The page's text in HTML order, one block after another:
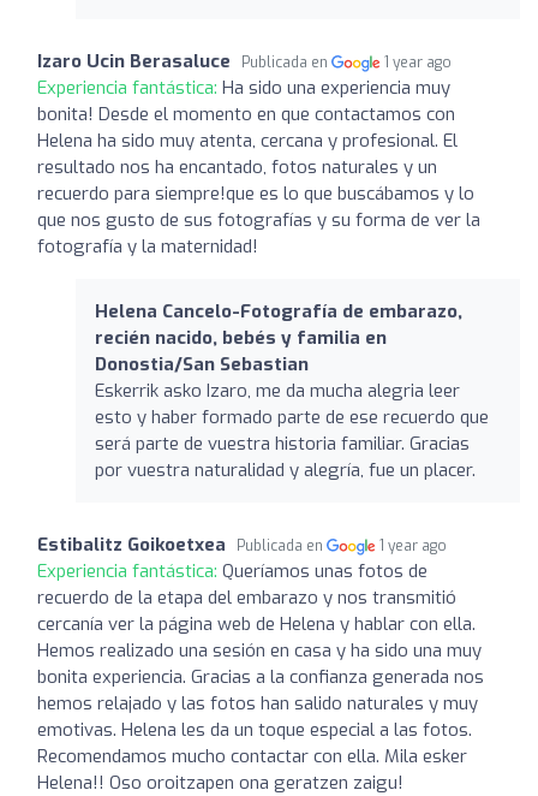
Izaro Ucin Berasaluce Publicada en 1 year ago
Experiencia fantástica: Ha sido una experiencia muy
bonita! Desde el momento en que contactamos con
Helena ha sido muy atenta, cercana y profesional. El
resultado nos ha encantado, fotos naturales y un
recuerdo para siempre!que es lo que buscábamos y lo
que nos gusto de sus fotografías y su forma de ver la
fotografía y la maternidad!
Helena Cancelo-Fotografía de embarazo,
recién nacido, bebés y familia en
Donostia/San Sebastian
Eskerrik asko Izaro, me da mucha alegria leer
esto y haber formado parte de ese recuerdo que
será parte de vuestra historia familiar. Gracias
por vuestra naturalidad y alegría, fue un placer.
Estibalitz Goikoetxea Publicada en 1 year ago
Experiencia fantástica: Queríamos unas fotos de
recuerdo de la etapa del embarazo y nos transmitió
cercanía ver la página web de Helena y hablar con ella.
Hemos realizado una sesión en casa y ha sido una muy
bonita experiencia. Gracias a la confianza generada nos
hemos relajado y las fotos han salido naturales y muy
emotivas. Helena les da un toque especial a las fotos.
Recomendamos mucho contactar con ella. Mila esker
Helena!! Oso oroitzapen ona geratzen zaigu!